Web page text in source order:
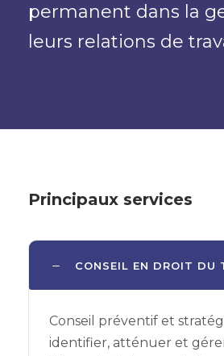
permanent dans la
leurs relations de
Principaux services
CONSEIL EN DROIT DU
Conseil préventif et
identifier, atténuer et